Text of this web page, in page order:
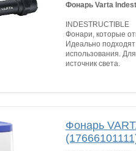
Фонарь Varta
INDESTRUCTIBLE
Фонари, которые
Идеально
использования.
источник света.
Фонарь